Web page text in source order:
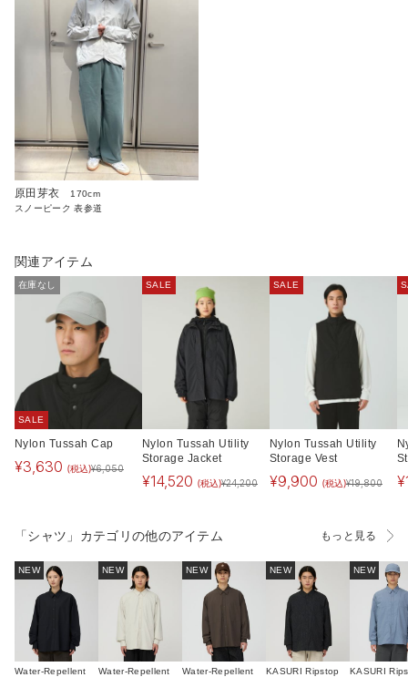
原田芽衣
170cm
スノーピーク 表参道
関連アイテム
在庫なし
SALE
Nylon Tussah Cap
¥3,630 (税込)¥6,050
SALE
Nylon Tussah Utility
Storage Jacket
¥14,520 (税込)¥24,200
SALE
Nylon Tussah Utility
Storage Vest
¥9,900 (税込)¥19,800 ¥
「シャツ」カテゴリの他のアイテム もっと見る
NEW
Water-Repellent
NEW
Water-Repellent
NEW
Water-Repellent
NEW
KASURI Ripstop
NEW
KASURI